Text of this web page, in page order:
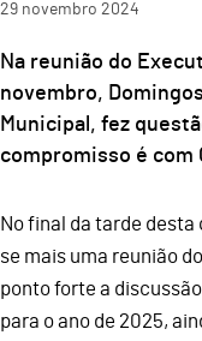
29 novembro 2024
Na reunião do
novembro,
Municipal, fez
compromisso é com
No final da tarde
se mais uma reunião
ponto forte a
para o ano de 2025,